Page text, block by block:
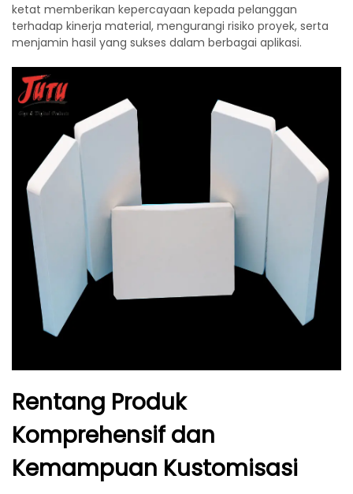
ketat memberikan kepercayaan kepada pelanggan
terhadap kinerja material, mengurangi risiko proyek, serta
menjamin hasil yang sukses dalam berbagai aplikasi.
Rentang Produk
Komprehensif dan
Kemampuan Kustomisasi